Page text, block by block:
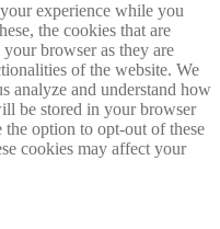
experience while you
the cookies that are
your browser as they are
of the website. We
analyze and understand how
be stored in your browser
option to opt-out of these
cookies may affect your